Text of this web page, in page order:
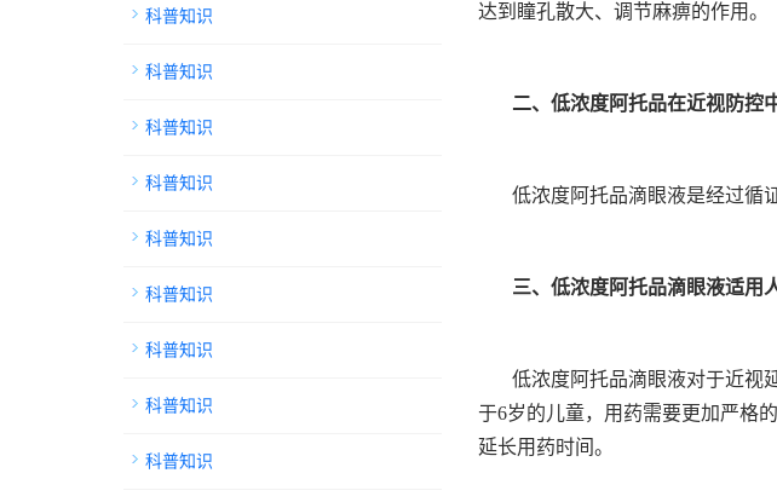
达到瞳孔散大、调节麻痹的作用。
二、低浓度阿托品在近视防控
低浓度阿托品滴眼液是经过循
三、低浓度阿托品滴眼液适用
低浓度阿托品滴眼液对于近视
于6岁的儿童，用药需要更加严格
延长用药时间。
科普知识
科普知识
科普知识
科普知识
科普知识
科普知识
科普知识
科普知识
科普知识